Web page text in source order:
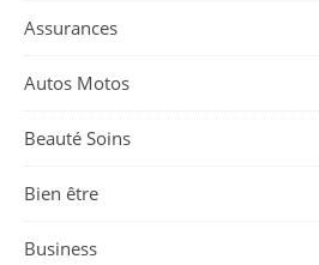
Assurances
Autos Motos
Beauté Soins
Bien être
Business